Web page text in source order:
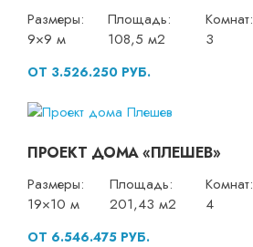
Размеры:
9×9 м
Площадь:
108,5 м2
Комнат:
3
ОТ 3.526.250 РУБ.
ПРОЕКТ ДОМА «ПЛЕШЕВ»
Размеры:
19×10 м
Площадь:
201,43 м2
Комнат:
4
ОТ 6.546.475 РУБ.